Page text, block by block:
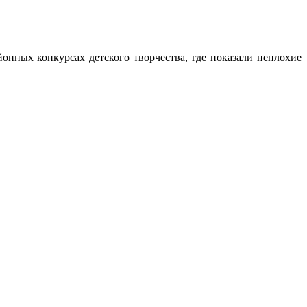
конкурсах детского творчества, где показали неплохие